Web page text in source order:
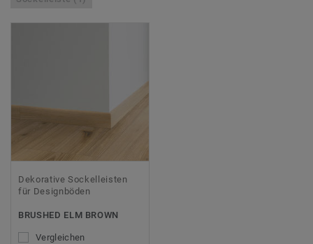
Dekorative Sockelleisten
für Designböden
BRUSHED ELM BROWN
Vergleichen